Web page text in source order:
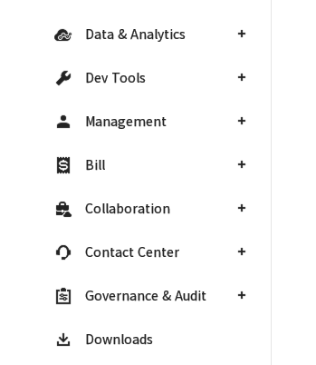
Data & Analytics
Dev Tools
Management
Bill
Collaboration
Contact Center
Governance & Audit
Downloads